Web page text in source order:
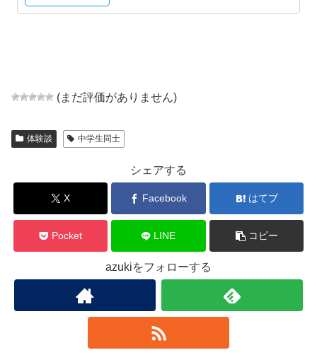
(まだ評価がありません)
体験談 中学生同士
シェアする
X Facebook はてブ
Pocket LINE コピー
azukiをフォローする